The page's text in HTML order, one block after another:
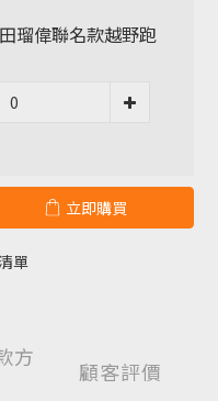
瑠偉聯名款越野跑
立即購買
單
方
顧客評價